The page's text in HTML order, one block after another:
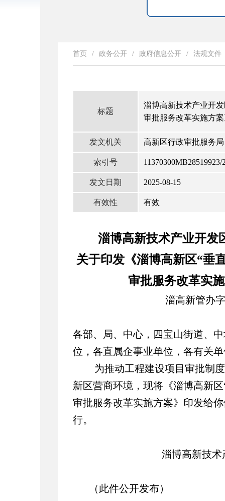
首页 / 政务公开 / 政府信息公开 / 法规文件
标题
淄博高新技术产业开
审批服务改革实施方
发文机关 高新区行政审批服务局
索引号 11370300MB28519923/
发文日期 2025-08-15
有效性 有效
淄博高新技术产业开发
关于印发《淄博高新区“垂
审批服务改革实
淄高新管办字
各部、局、中心，四宝山街道、
位，各直属企事业单位，各有关
为推动工程建设项目审批制
新区营商环境，现将《淄博高新
审批服务改革实施方案》印发给
行。
淄博高新技术产
（此件公开发布）